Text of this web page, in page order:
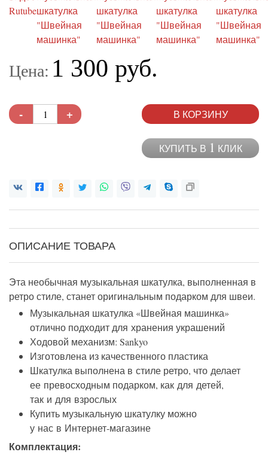
Цена: 1 300 руб.
- + В КОРЗИНУ
КУПИТЬ В 1 КЛИК
ОПИСАНИЕ ТОВАРА
Эта необычная музыкальная шкатулка, выполненная в
ретро стиле, станет оригинальным подарком для швеи.
Музыкальная шкатулка «Швейная машинка»
отлично подходит для хранения украшений
Ходовой механизм: Sankyo
Изготовлена из качественного пластика
Шкатулка выполнена в стиле ретро, что делает
ее превосходным подарком, как для детей,
так и для взрослых
Купить музыкальную шкатулку можно
у нас в Интернет-магазине
Комплектация: